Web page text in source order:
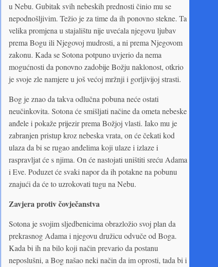
u Nebu. Gubitak svih nebeskih prednosti činio mu se
nepodnošljivim. Težio je za time da ih ponovno stekne. Ta
velika promjena u stajalištu nije uvećala njegovu ljubav
prema Bogu ili Njegovoj mudrosti, a ni prema Njegovom
zakonu. Kada se Sotona potpuno uvjerio da nema
mogućnosti da ponovno zadobije Božju naklonost, otkrio
je svoje zle namjere u još većoj mržnji i gorljivijoj strasti.
Bog je znao da takva odlučna pobuna neće ostati
neučinkovita. Sotona će smišljati načine da ometa nebeske
anđele i pokaže prijezir prema Božjoj vlasti. Iako mu je
zabranjen pristup kroz nebeska vrata, on će čekati kod
ulaza da bi se rugao anđelima koji ulaze i izlaze i
raspravljat će s njima. On će nastojati uništiti sreću Adama
i Eve. Poduzet će svaki napor da ih potakne na pobunu
znajući da će to uzrokovati tugu na Nebu.
Zavjera protiv čovječanstva
Sotona je svojim sljedbenicima obrazložio svoj plan da
prekrasnog Adama i njegovu družicu odvuče od Boga.
Kada bi ih na bilo koji način prevario da postanu
neposlušni, a Bog našao neki način da im oprosti, tada bi i